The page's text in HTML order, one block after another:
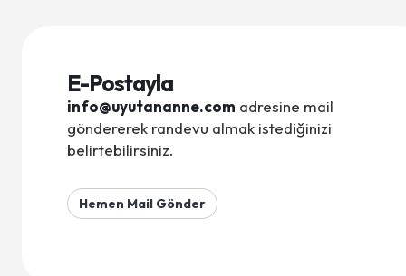
E-Postayla
info@uyutananne.com adresine mail
göndererek randevu almak istediğinizi
belirtebilirsiniz.
Hemen Mail Gönder